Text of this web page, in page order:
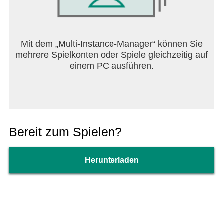
Mit dem „Multi-Instance-Manager“ können Sie
mehrere Spielkonten oder Spiele gleichzeitig auf
einem PC ausführen.
Bereit zum Spielen?
Herunterladen